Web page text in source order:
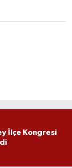
İlçe Kongresi